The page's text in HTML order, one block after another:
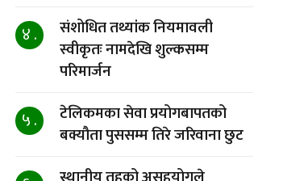
४ .
संशोधित तथ्यांक नियमावली
स्वीकृतः नामदेखि शुल्कसम्म
परिमार्जन
५ .
टेलिकमका सेवा प्रयोगबापतको
बक्यौता पुससम्म तिरे जरिवाना छुट